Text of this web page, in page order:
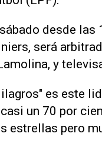
desde
será
y
es este
un 70 por
estrellas pero